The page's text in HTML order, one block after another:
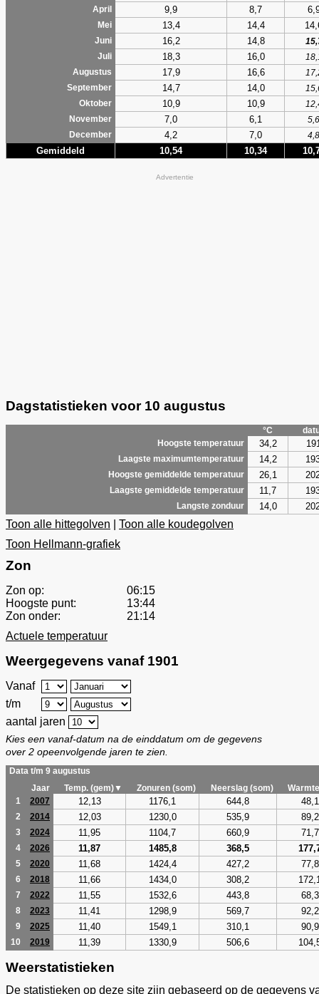
April 9,9 8,7
Mei 13,4 14,4
Juni 16,2 14,8
Juli
18,3 16,0
Augustus
17,9 16,6
September
14,7 14,0
Oktober
10,9 10,9
November
7,0 6,1
5,6
December
4,2 7,0 4,8
Gemiddeld 10,54 10,34
Advertentie
Dagstatistieken voor 10 augustus
°C
Hoogste temperatuur
34,2
Laagste maximumtemperatuur 14,2
Hoogste gemiddelde temperatuur 26,1
Laagste gemiddelde temperatuur 11,7
Langste zonduur 14,0
Toon alle hittegolven
Toon alle koudegolven
Toon Hellmann-grafiek
Zon
Zon op:
06:15
Hoogste punt:
13:44
Zon onder:
21:14
Actuele temperatuur
Weergegevens vanaf 1901
Vanaf
t/m
aantal jaren
Kies een vanaf-datum na de einddatum om de gegevens
over 2 opeenvolgende jaren te zien.
Data t/m 9 augustus
Jaar
Temp. (gem)▼ Zonuren (som) Neerslag (som)
1
2007 12,13 1176,1 644,8 48,1
2 2014 12,03 1230,0 535,9 89,2
3 2024 11,95 1104,7 660,9 71,7
4 2026 11,87 1485,8 368,5
5 2020 11,68 1424,4 427,2 77,8
6 2018 11,66 1434,0 308,2
7 2022 11,55 1532,6 443,8 68,3
8 2023 11,41 1298,9 569,7 92,2
9 2025 11,40 1549,1 310,1 90,9
10 2019 11,39 1330,9 506,6
Weerstatistieken
De statistieken op deze site zijn gebaseerd op de gegevens